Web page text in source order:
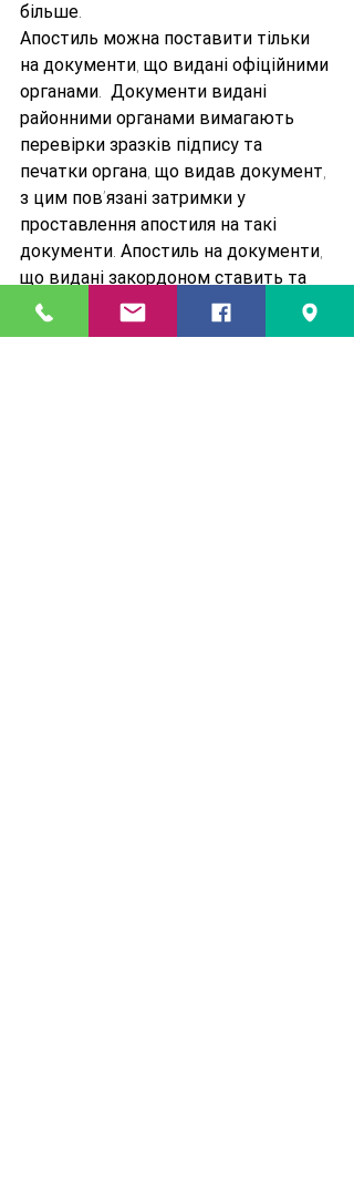
більше.
Апостиль можна поставити тільки
на документи, що видані офіційними
органами.  Документи видані
районними органами вимагають
перевірки зразків підпису та
печатки органа, що видав документ,
з цим пов’язані затримки у
проставлення апостиля на такі
документи. Апостиль на документи,
що видані закордоном ставить та
країна в якій видавався документ!